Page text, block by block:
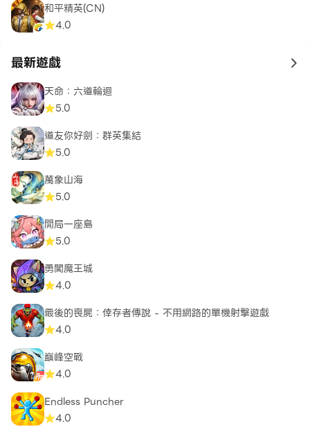
和平精英(CN)
4.0
最新遊戲 to
天命：六道輪迴
5.0
道友你好劍：群英集結
5.0
萬象山海
5.0
開局一座島
5.0
勇闖魔王城
4.0
最後的喪屍：倖存者傳說 - 不用網路的單機射擊遊戲
4.0
巔峰空戰
4.0
Endless Puncher
4.0